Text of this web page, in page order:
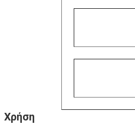
Χρήση